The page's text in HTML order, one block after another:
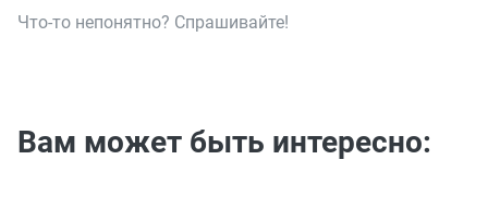
Что-то непонятно? Спрашивайте!
Вам может быть интересно: